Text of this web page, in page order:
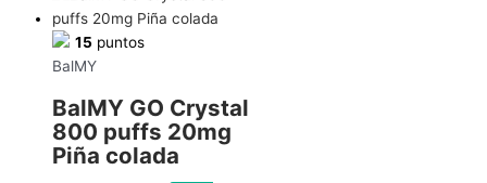
15 puntos
BalMY
BalMY GO Crystal
800 puffs 20mg
Piña colada